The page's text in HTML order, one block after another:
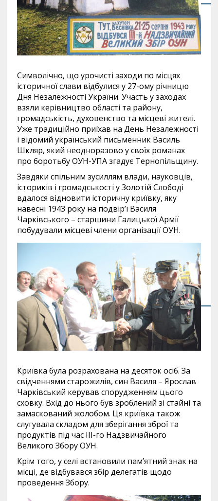
Символічно, що урочисті заходи по місцях
історичної слави відбулися у 27-ому річницю
Дня Незалежності України. Участь у заходах
взяли керівництво області та району,
громадськість, духовенство та місцеві жителі.
Уже традиційно приїхав на День Незалежності
і відомий український письменник Василь
Шкляр, який неодноразово у своїх романах
про боротьбу ОУН-УПА згадує Тернопільщину.
Завдяки спільним зусиллям влади, науковців,
істориків і громадськості у Золотій Слободі
вдалося відновити історичну криївку, яку
навесні 1943 року на подвір’ї Василя
Чарківського – старшини Галицької Армії
побудували місцеві члени організації ОУН.
Криївка була розрахована на десяток осіб. За
свідченнями старожилів, син Василя – Ярослав
Чарківський керував спорудженням цього
сховку. Вхід до нього був зроблений зі стайні та
замаскований жолобом. Ця криївка також
слугувала складом для зберігання зброї та
продуктів під час ІІІ-го Надзвичайного
Великого Збору ОУН.
Крім того, у селі встановили пам’ятний знак на
місці, де відбувався збір делегатів щодо
проведення Збору.